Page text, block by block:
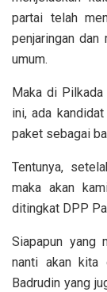
partai telah
penjaringan dan
umum.
Maka di Pilkada
ini, ada
paket sebagai
Tentunya,
maka akan
ditingkat DPP
Siapapun yang
nanti akan kita
Badrudin yang